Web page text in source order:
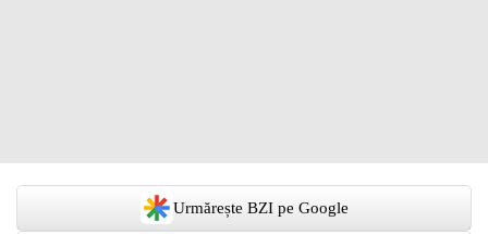
Urmărește BZI pe Google